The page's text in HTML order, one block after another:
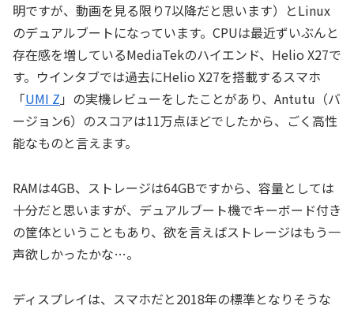
明ですが、動画を見る限り7以降だと思います）とLinux
のデュアルブートになっています。CPUは最近ずいぶんと
存在感を増しているMediaTekのハイエンド、Helio X27で
す。ウインタブでは過去にHelio X27を搭載するスマホ
「UMI Z 」の実機レビューをしたことがあり、Antutu（バ
ージョン6）のスコアは11万点ほどでしたから、ごく高性
能なものと言えます。
RAMは4GB、ストレージは64GBですから、容量としては
十分だと思いますが、デュアルブート機でキーボード付き
の筐体ということもあり、欲を言えばストレージはもう一
声欲しかったかな…。
ディスプレイは、スマホだと2018年の標準となりそうな